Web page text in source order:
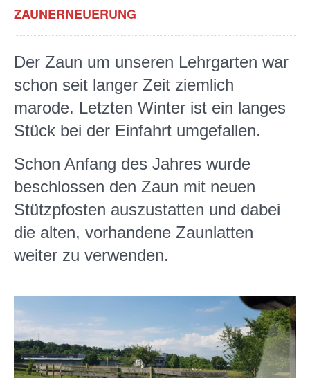
ZAUNERNEUERUNG
Der Zaun um unseren Lehrgarten war
schon seit langer Zeit ziemlich
marode. Letzten Winter ist ein langes
Stück bei der Einfahrt umgefallen.
Schon Anfang des Jahres wurde
beschlossen den Zaun mit neuen
Stützpfosten auszustatten und dabei
die alten, vorhandene Zaunlatten
weiter zu verwenden.